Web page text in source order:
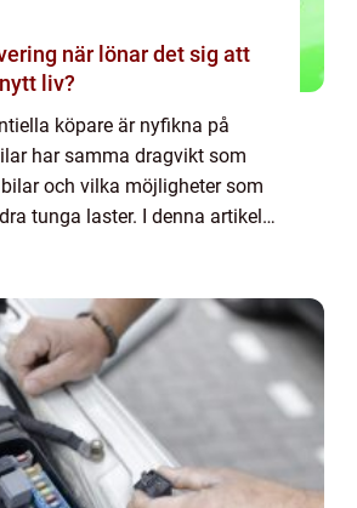
det sig att
liv?
köpare är nyfikna på
har samma dragvikt som
och vilka möjligheter som
tunga laster. I denna artikel